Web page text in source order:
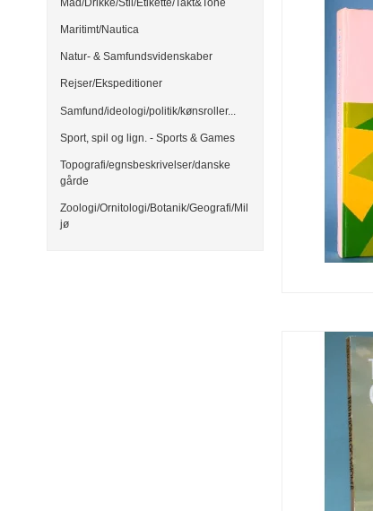
Maritimt/Nautica
Natur- & Samfundsvidenskaber
Rejser/Ekspeditioner
Samfund/ideologi/politik/kønsroller...
Sport, spil og lign. - Sports & Games
Topografi/egnsbeskrivelser/danske
gårde
Zoologi/Ornitologi/Botanik/Geografi/Mil
jø